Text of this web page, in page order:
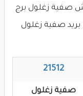
ش صفية زغلول برج
صفية زغلول
21512
صفية زغلول